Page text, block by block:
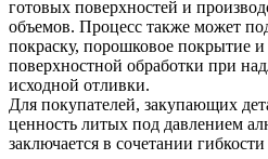
готовых поверхностей и
объемов. Процесс также может
покраску, порошковое покрытие
поверхностной обработки при
исходной отливки.
Для покупателей, закупающих
ценность литых под давлением
заключается в сочетании